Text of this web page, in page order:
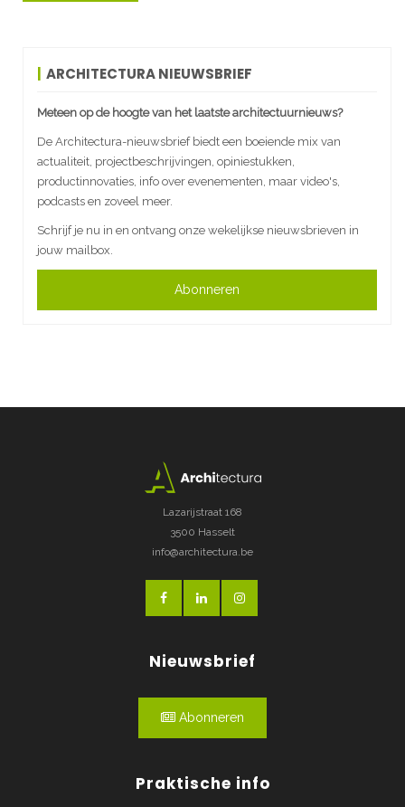
ARCHITECTURA NIEUWSBRIEF
Meteen op de hoogte van het laatste architectuurnieuws?
De Architectura-nieuwsbrief biedt een boeiende mix van
actualiteit, projectbeschrijvingen, opiniestukken,
productinnovaties, info over evenementen, maar video's,
podcasts en zoveel meer.
Schrijf je nu in en ontvang onze wekelijkse nieuwsbrieven in
jouw mailbox.
Abonneren
Lazarijstraat 168
3500 Hasselt
info@architectura.be
Nieuwsbrief
Abonneren
Praktische info